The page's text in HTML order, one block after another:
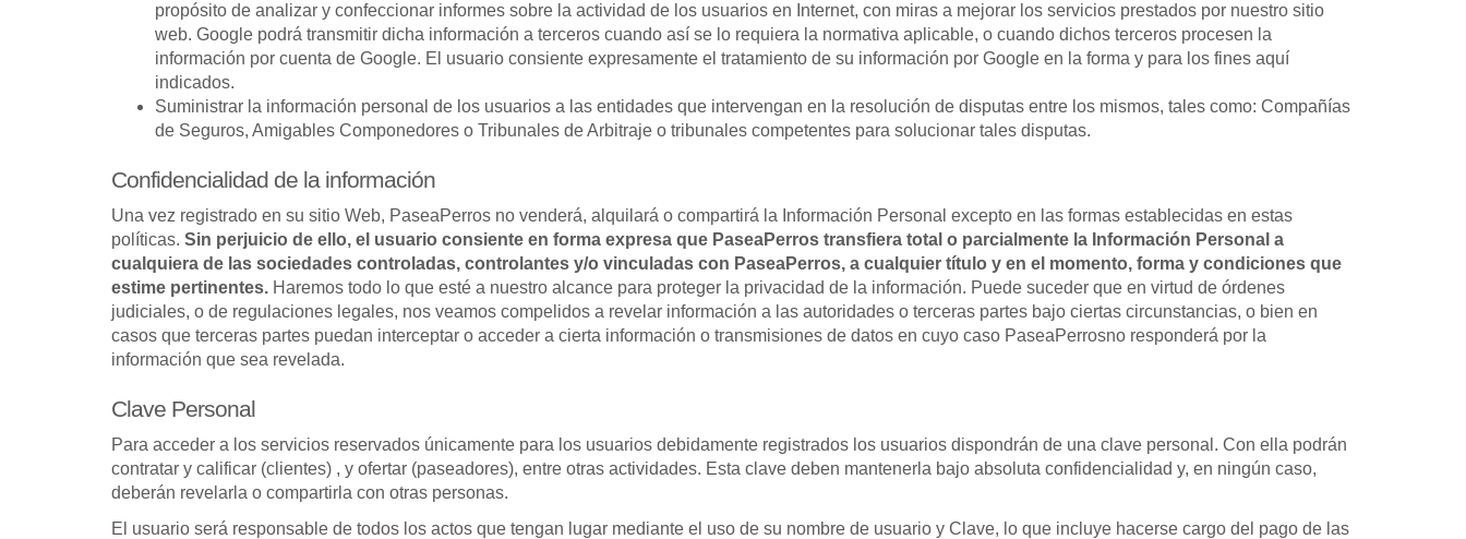
propósito de analizar y confeccionar informes sobre la actividad de los usuarios en Internet, con miras a mejorar los servicios prestados por nuestro sitio
web. Google podrá transmitir dicha información a terceros cuando así se lo requiera la normativa aplicable, o cuando dichos terceros procesen la
información por cuenta de Google. El usuario consiente expresamente el tratamiento de su información por Google en la forma y para los fines aquí
indicados.
Suministrar la información personal de los usuarios a las entidades que intervengan en la resolución de disputas entre los mismos, tales como: Compañías
de Seguros, Amigables Componedores o Tribunales de Arbitraje o tribunales competentes para solucionar tales disputas.
Confidencialidad de la información
Una vez registrado en su sitio Web, PaseaPerros no venderá, alquilará o compartirá la Información Personal excepto en las formas establecidas en estas
políticas. Sin perjuicio de ello, el usuario consiente en forma expresa que PaseaPerros transfiera total o parcialmente la Información Personal a
cualquiera de las sociedades controladas, controlantes y/o vinculadas con PaseaPerros, a cualquier título y en el momento, forma y condiciones que
estime pertinentes. Haremos todo lo que esté a nuestro alcance para proteger la privacidad de la información. Puede suceder que en virtud de órdenes
judiciales, o de regulaciones legales, nos veamos compelidos a revelar información a las autoridades o terceras partes bajo ciertas circunstancias, o bien en
casos que terceras partes puedan interceptar o acceder a cierta información o transmisiones de datos en cuyo caso PaseaPerrosno responderá por la
información que sea revelada.
Clave Personal
Para acceder a los servicios reservados únicamente para los usuarios debidamente registrados los usuarios dispondrán de una clave personal. Con ella podrán
contratar y calificar (clientes) , y ofertar (paseadores), entre otras actividades. Esta clave deben mantenerla bajo absoluta confidencialidad y, en ningún caso,
deberán revelarla o compartirla con otras personas.
El usuario será responsable de todos los actos que tengan lugar mediante el uso de su nombre de usuario y Clave, lo que incluye hacerse cargo del pago de las